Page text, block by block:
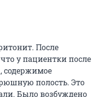
После
у пациентки после
содержимое
полость. Это
Было возбуждено